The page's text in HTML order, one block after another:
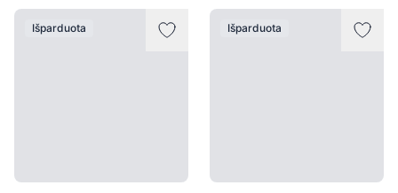
Išparduota Išparduota